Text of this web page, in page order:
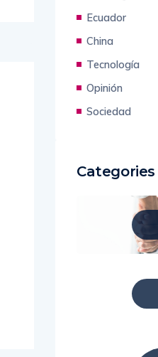
Ecuador
China
Tecnología
Opinión
Sociedad
Categories